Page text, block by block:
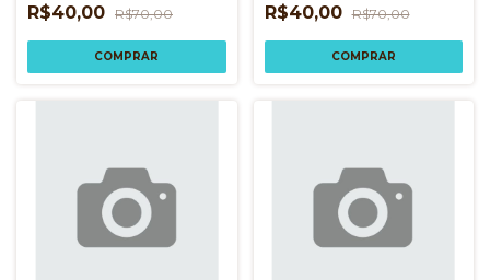
R$40,00 R$70,00 R$40,00 R$70,00